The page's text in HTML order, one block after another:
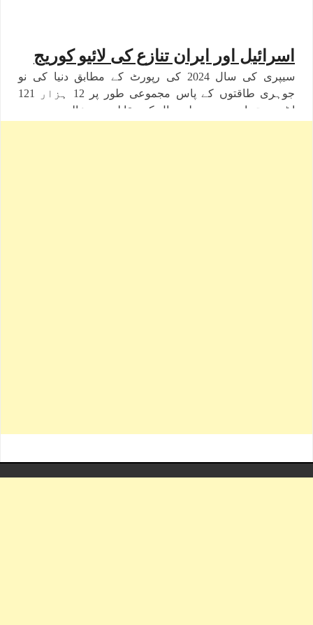
اسرائیل اور ایران تنازع کی لائیو کوریج
سیپری کی سال 2024 کی رپورٹ کے مطابق دنیا کی نو
جوہری طاقتوں کے پاس مجموعی طور پر 12 ہزار 121
ایٹمی ہتھیار ہیں۔ پچھلے سال کے مقابلے میں عالمی جوہری
ہتھیاروں کی تعداد میں تقریبا 390 وار ہیذز کی کمی آئی